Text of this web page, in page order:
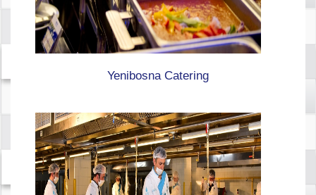
Yenibosna Catering